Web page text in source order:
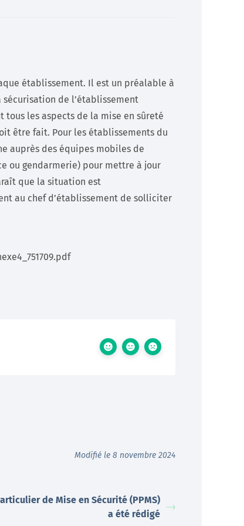
En savoir +
établissement. Il est un préalable à
de l’établissement
tous les aspects de la mise en sûreté
être fait. Pour les établissements du
auprès des équipes mobiles de
ou gendarmerie) pour mettre à jour
que la situation est
au chef d’établissement de solliciter
Modifié le 8 novembre 2024
de Mise en Sécurité (PPMS)
a été rédigé